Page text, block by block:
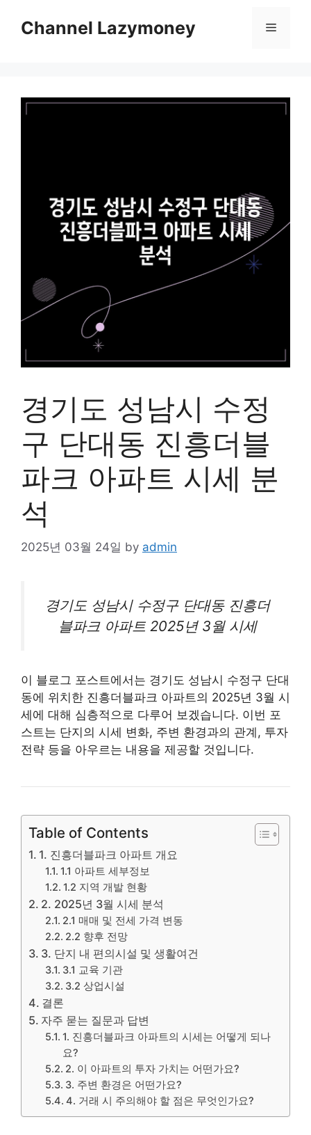
contentChannel Lazymoney Menu
경기도 성남시 수정
구 단대동 진흥더블
파크 아파트 시세 분
석
2025년 03월 24일 by admin
경기도 성남시 수정구단대동 진흥더
블파크 아파트 2025년 3월 시세
이 블로그 포스트에서는 경기도 성남시 수정구 단대
동에 위치한 진흥더블파크 아파트의 2025년 3월 시
세에 대해 심층적으로 다루어 보겠습니다. 이번 포
스트는 단지의 시세 변화, 주변 환경과의 관계, 투자
전략 등을 아우르는 내용을 제공할 것입니다.
Table of Contents
1. 진흥더블파크 아파트 개요
1.1 아파트 세부정보
1.2 지역 개발 현황
2. 2025년 3월 시세 분석
2.1 매매 및 전세 가격 변동
2.2 향후 전망
3. 단지 내 편의시설 및 생활여건
3.1 교육 기관
3.2 상업시설
결론
자주 묻는 질문과 답변
1. 진흥더블파크 아파트의 시세는 어떻게 되나
요?
2. 이 아파트의 투자 가치는 어떤가요?
3. 주변 환경은 어떤가요?
4. 거래 시 주의해야 할 점은 무엇인가요?